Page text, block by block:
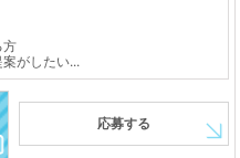
方
案がしたい...
応募する